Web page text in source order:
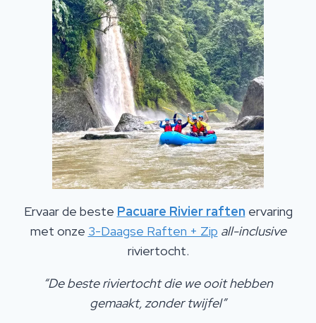
Ervaar de beste Pacuare Rivier raften ervaring
met onze 3-Daagse Raften + Zip all-inclusive
riviertocht.
“De beste riviertocht die we ooit hebben
gemaakt, zonder twijfel”